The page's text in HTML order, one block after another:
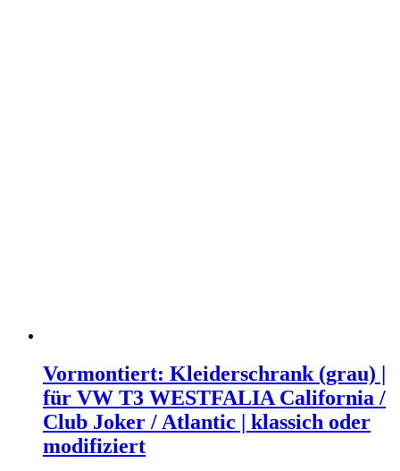
Vormontiert: Kleiderschrank (grau) |
für VW T3 WESTFALIA California /
Club Joker / Atlantic | klassich oder
modifiziert